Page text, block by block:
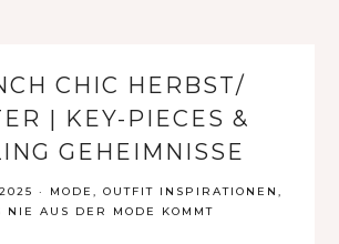
CHIC HERBST/
| KEY-PIECES &
GEHEIMNISSE
· MODE , OUTFIT INSPIRATIONEN ,
NIE AUS DER MODE KOMMT